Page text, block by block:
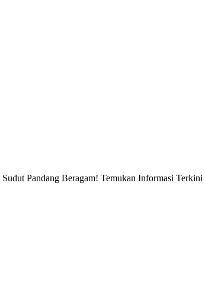
Pandang Beragam! Temukan Informasi